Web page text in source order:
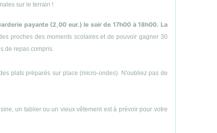
sur le terrain !
payante (2,00 eur.) le soir de 17h00 à 18h00. La
proches des moments scolaires et de pouvoir gagner 30
de repas compris.
plats préparés sur place (micro-ondes). N'oubliez pas de
un tablier ou un vieux vêtement est à prévoir pour votre